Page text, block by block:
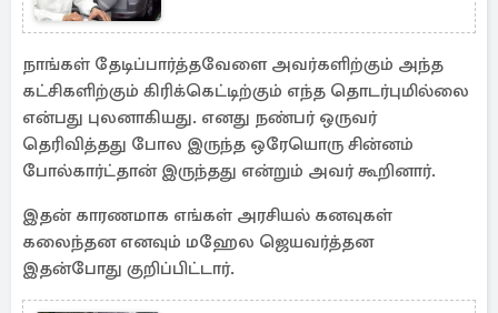
நாங்கள் தேடிப்பார்த்தவேளை அவர்களிற்கும் அந்த
கட்சிகளிற்கும் கிரிக்கெட்டிற்கும் எந்த தொடர்புமில்லை
என்பது புலனாகியது. எனது நண்பர் ஒருவர்
தெரிவித்தது போல இருந்த ஒரேயொரு சின்னம்
போல்கார்ட்தான் இருந்தது என்றும் அவர் கூறினார்.
இதன் காரணமாக எங்கள் அரசியல் கனவுகள்
கலைந்தன எனவும் மஹேல ஜெயவர்த்தன
இதன்போது குறிப்பிட்டார்.